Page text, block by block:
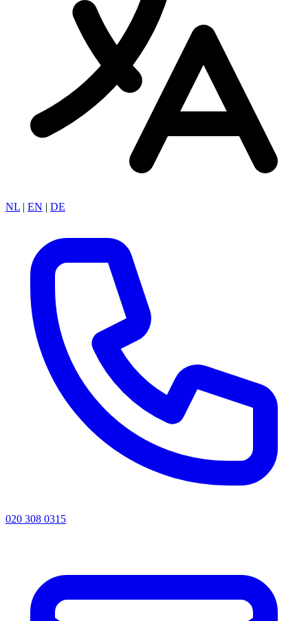
NL | EN | DE
020 308 0315